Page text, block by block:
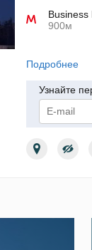
Business
900м
Подробнее
Узнайте